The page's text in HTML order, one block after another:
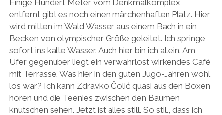
Einige Hundert Meter vom Denkmalkomplex
entfernt gibt es noch einen märchenhaften Platz. Hier
wird mitten im Wald Wasser aus einem Bach in ein
Becken von olympischer Größe geleitet. Ich springe
sofort ins kalte Wasser. Auch hier bin ich allein. Am
Ufer gegenüber liegt ein verwahrlost wirkendes Café
mit Terrasse. Was hier in den guten Jugo-Jahren wohl
los war? Ich kann Zdravko Čolić quasi aus den Boxen
hören und die Teenies zwischen den Bäumen
knutschen sehen. Jetzt ist alles still. So still, dass ich